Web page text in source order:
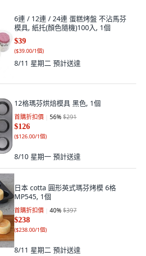
6連 / 12連 / 24連 蛋糕烤盤 不沾馬芬
模具, 紙托(顏色隨機)100入, 1個
$39
($39.00/1個)
8/11 星期二 預計送達
12格瑪芬烘焙模具 黑色, 1個
首購折扣價 56%$291
$126
($126.00/1個)
8/10 星期一 預計送達
日本 cotta 圓形英式瑪芬烤模 6格
MP545, 1個
首購折扣價 40%$397
$238
($238.00/1個)
8/11 星期二 預計送達